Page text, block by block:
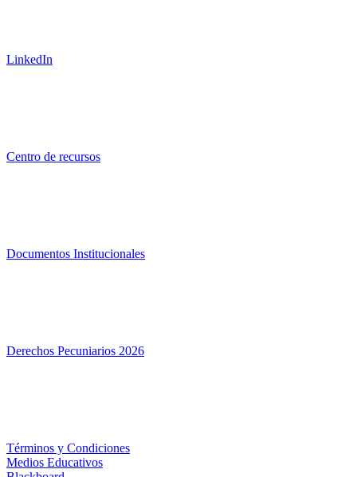
LinkedIn
Centro de recursos
Documentos Institucionales
Derechos Pecuniarios 2026
Términos y Condiciones
Medios Educativos